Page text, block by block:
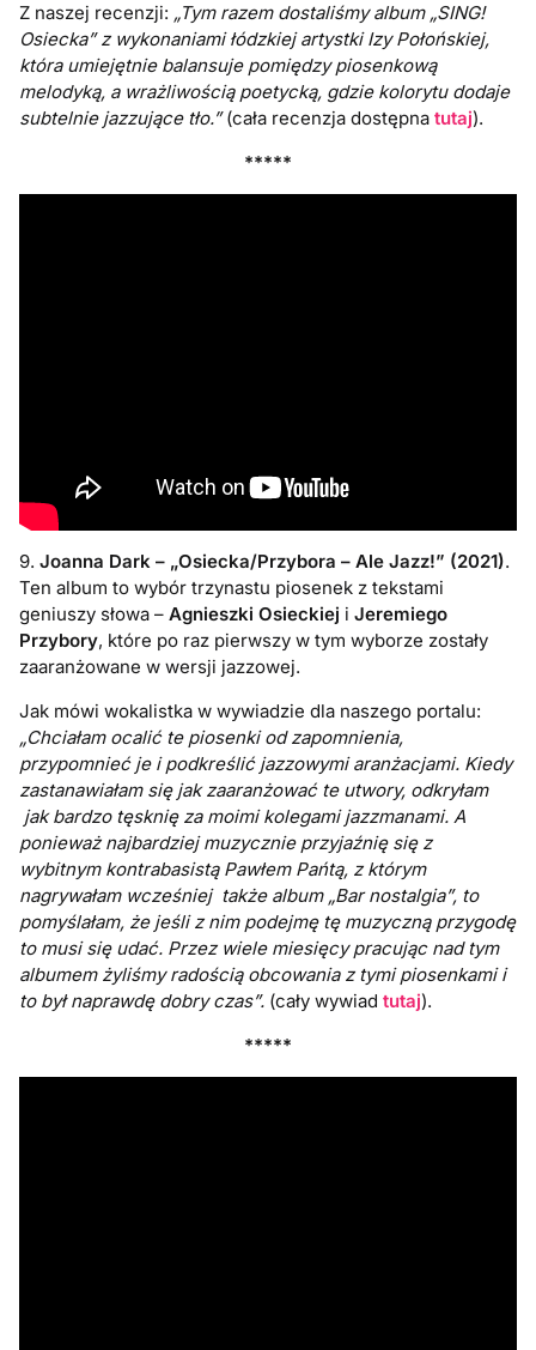
Z naszej recenzji: „Tym razem dostaliśmy album „SING!
Osiecka” z wykonaniami łódzkiej artystki Izy Połońskiej,
która umiejętnie balansuje pomiędzy piosenkową
melodyką, a wrażliwością poetycką, gdzie kolorytu dodaje
subtelnie jazzujące tło.”(cała recenzja dostępnatutaj).
*****
9.Joanna Dark – „Osiecka/Przybora – Ale Jazz!” (2021).
Ten album to wybór trzynastu piosenek z tekstami
geniuszy słowa –AgnieszkiOsieckiej iJeremiego
Przybory, które po raz pierwszy w tym wyborze zostały
zaaranżowane w wersji jazzowej.
Jak mówi wokalistka w wywiadzie dla naszego portalu:
„Chciałam ocalić te piosenki od zapomnienia,
przypomnieć je i podkreślić jazzowymi aranżacjami. Kiedy
zastanawiałam się jak zaaranżować te utwory, odkryłam
jak bardzo tęsknię za moimi kolegami jazzmanami. A
ponieważ najbardziej muzycznie przyjaźnię się z
wybitnym kontrabasistą Pawłem Pańtą, z którym
nagrywałam wcześniej także album „Bar nostalgia”, to
pomyślałam, że jeśli z nim podejmę tę muzyczną przygodę
to musi się udać. Przez wiele miesięcy pracując nad tym
albumem żyliśmy radością obcowania z tymi piosenkami i
to był naprawdę dobry czas”. (cały wywiadtutaj).
*****